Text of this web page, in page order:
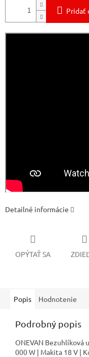
Pridať
Detailné informácie
OPÝTAŤ SA
Popis Hodnotenie
Podrobný popis
ONEVAN Bezuhlíková
000 W | Makita 18 V |